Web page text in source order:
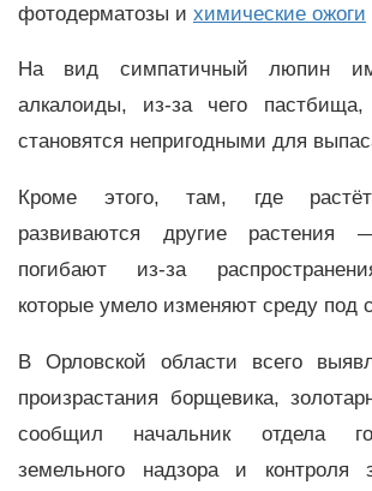
фотодерматозы и химические ожоги
На вид симпатичный люпин
алкалоиды, из-за чего
становятся непригодными для
Кроме этого, там, где
развиваются другие
погибают из-за
которые умело изменяют среду под
В Орловской области всего
произрастания борщевика,
сообщил начальник отдела
земельного надзора и контроля